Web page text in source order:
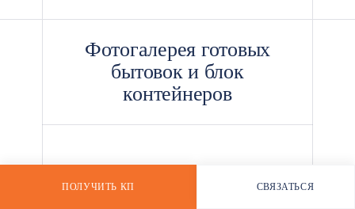
Фотогалерея готовых
бытовок и блок
контейнеров
ПОЛУЧИТЬ КП СВЯЗАТЬСЯ